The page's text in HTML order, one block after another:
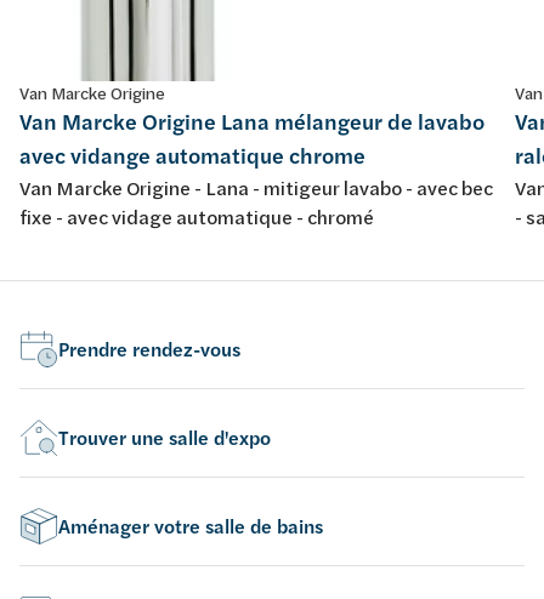
Van Marcke Origine
Van Marcke Origine Lana mélangeur de lavabo
avec vidange automatique chrome
Van Marcke Origine - Lana - mitigeur lavabo - avec bec
fixe - avec vidage automatique - chromé
-
Prendre rendez-vous
Trouver une salle d'expo
Aménager votre salle de bains